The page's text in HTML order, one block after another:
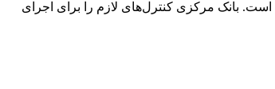
است. بانک مرکزی کنترل‌های لازم را برای اجرای